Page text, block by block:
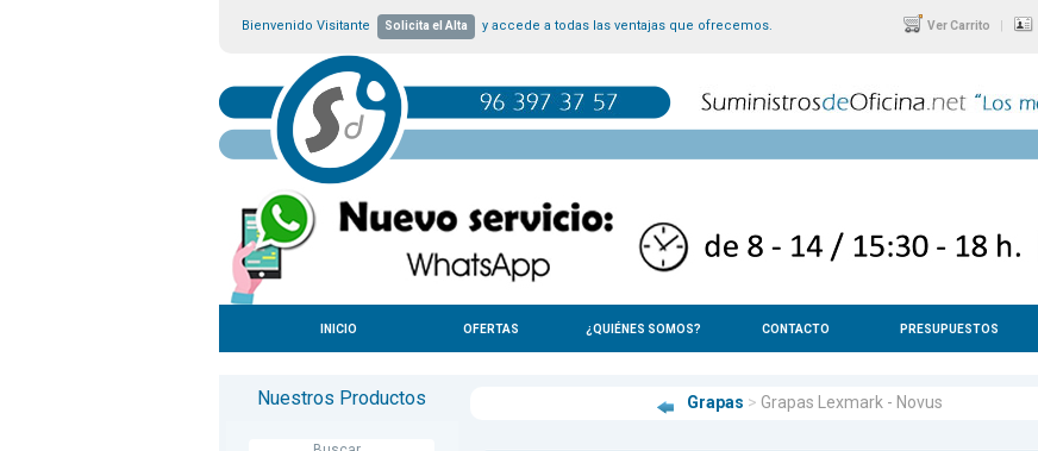
Bienvenido Visitante Solicita el Alta y accede a todas las ventajas que ofrecemos. Ver Carrito |
INICIO OFERTAS ¿QUIÉNES SOMOS? CONTACTO PRESUPUESTOS
Nuestros Productos Grapas > Grapas Lexmark - Novus